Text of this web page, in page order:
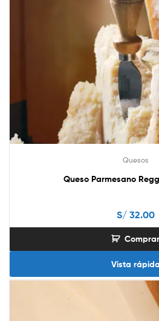
Quesos
Queso Parmesano
S/32.00
Comprar
Vista rápida